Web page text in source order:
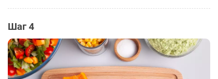
Шаг 4